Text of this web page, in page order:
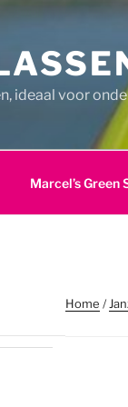
ideaal voor
Marcel’s Green
Home /